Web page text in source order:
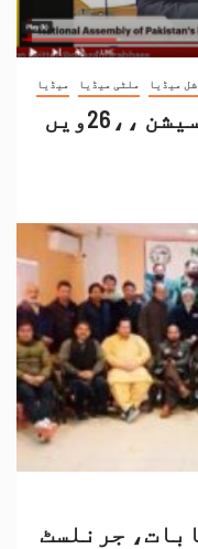
میڈیا ملٹی میڈیا میڈیا
قومی اسمبلی دا تاریخی سیشن ،،26ویں
جرنلسٹ